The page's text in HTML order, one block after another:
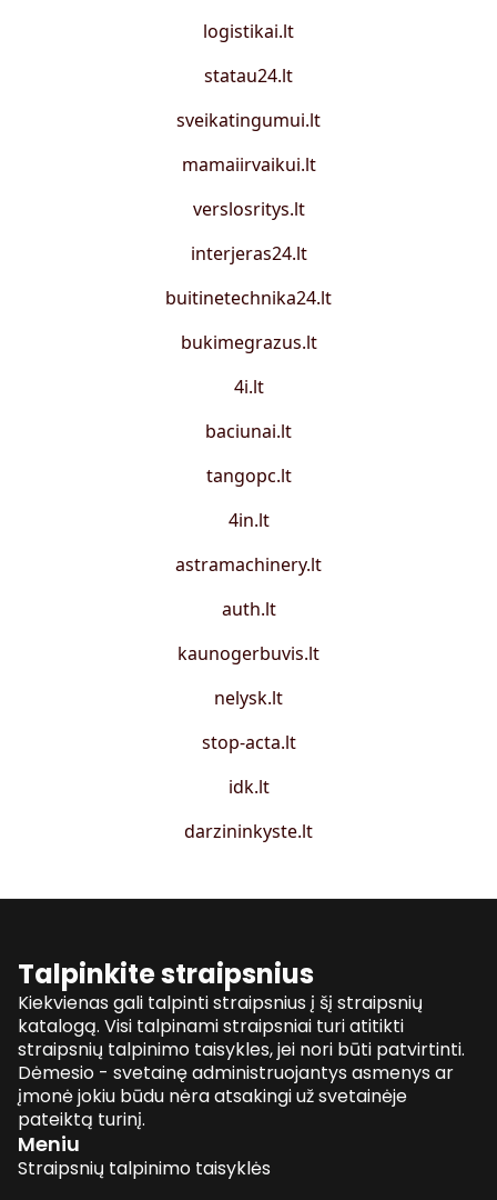
logistikai.lt
statau24.lt
sveikatingumui.lt
mamaiirvaikui.lt
verslosritys.lt
interjeras24.lt
buitinetechnika24.lt
bukimegrazus.lt
4i.lt
baciunai.lt
tangopc.lt
4in.lt
astramachinery.lt
auth.lt
kaunogerbuvis.lt
nelysk.lt
stop-acta.lt
idk.lt
darzininkyste.lt
Talpinkite straipsnius
Kiekvienas gali talpinti straipsnius į šį straipsnių
katalogą. Visi talpinami straipsniai turi atitikti
straipsnių talpinimo taisykles, jei nori būti patvirtinti.
Dėmesio - svetainę administruojantys asmenys ar
įmonė jokiu būdu nėra atsakingi už svetainėje
pateiktą turinį.
Meniu
Straipsnių talpinimo taisyklės